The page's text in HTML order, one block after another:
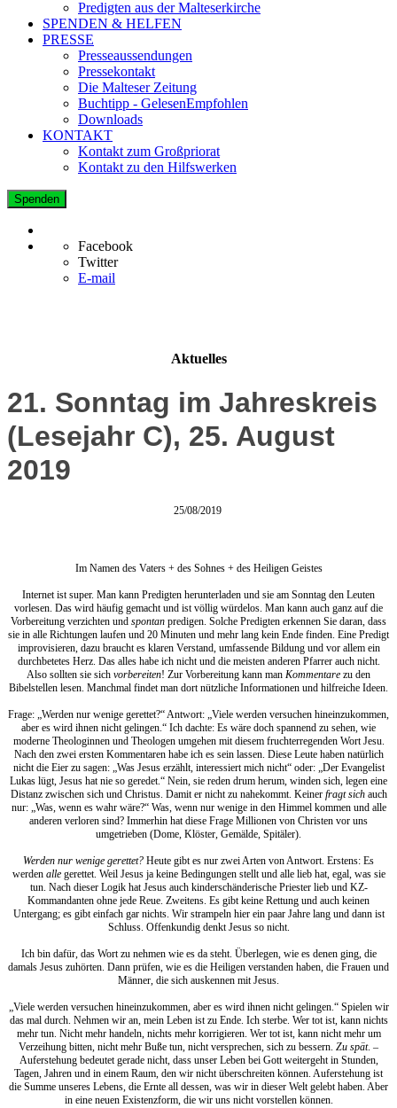
Predigten aus der Malteserkirche
SPENDEN & HELFEN
PRESSE
Presseaussendungen
Pressekontakt
Die Malteser Zeitung
Buchtipp - GelesenEmpfohlen
Downloads
KONTAKT
Kontakt zum Großpriorat
Kontakt zu den Hilfswerken
Spenden
Facebook
Twitter
E-mail
Aktuelles
21. Sonntag im Jahreskreis
(Lesejahr C), 25. August
2019
25/08/2019
Im Namen des Vaters + des Sohnes + des Heiligen Geistes
Internet ist super. Man kann Predigten herunterladen und sie am Sonntag den Leuten
vorlesen. Das wird häufig gemacht und ist völlig würdelos. Man kann auch ganz auf die
Vorbereitung verzichten und spontan predigen. Solche Predigten erkennen Sie daran, dass
sie in alle Richtungen laufen und 20 Minuten und mehr lang kein Ende finden. Eine Predigt
improvisieren, dazu braucht es klaren Verstand, umfassende Bildung und vor allem ein
durchbetetes Herz. Das alles habe ich nicht und die meisten anderen Pfarrer auch nicht.
Also sollten sie sich vorbereiten! Zur Vorbereitung kann man Kommentare zu den
Bibelstellen lesen. Manchmal findet man dort nützliche Informationen und hilfreiche Ideen.
Frage: „Werden nur wenige gerettet?“ Antwort: „Viele werden versuchen hineinzukommen,
aber es wird ihnen nicht gelingen.“ Ich dachte: Es wäre doch spannend zu sehen, wie
moderne Theologinnen und Theologen umgehen mit diesem fruchterregenden Wort Jesu.
Nach den zwei ersten Kommentaren habe ich es sein lassen. Diese Leute haben natürlich
nicht die Eier zu sagen: „Was Jesus erzählt, interessiert mich nicht“ oder: „Der Evangelist
Lukas lügt, Jesus hat nie so geredet.“ Nein, sie reden drum herum, winden sich, legen eine
Distanz zwischen sich und Christus. Damit er nicht zu nahekommt. Keiner fragt sich auch
nur: „Was, wenn es wahr wäre?“ Was, wenn nur wenige in den Himmel kommen und alle
anderen verloren sind? Immerhin hat diese Frage Millionen von Christen vor uns
umgetrieben (Dome, Klöster, Gemälde, Spitäler).
Werden nur wenige gerettet? Heute gibt es nur zwei Arten von Antwort. Erstens: Es
werden allegerettet. Weil Jesus ja keine Bedingungen stellt und alle lieb hat, egal, was sie
tun. Nach dieser Logik hat Jesus auch kinderschänderische Priester lieb und KZ-
Kommandanten ohne jede Reue. Zweitens. Es gibt keine Rettung und auch keinen
Untergang; es gibt einfach gar nichts. Wir strampeln hier ein paar Jahre lang und dann ist
Schluss. Offenkundig denkt Jesus so nicht.
Ich bin dafür, das Wort zu nehmen wie es da steht. Überlegen, wie es denen ging, die
damals Jesus zuhörten. Dann prüfen, wie es die Heiligen verstanden haben, die Frauen und
Männer, die sich auskennen mit Jesus.
„Viele werden versuchen hineinzukommen, aber es wird ihnen nicht gelingen.“ Spielen wir
das mal durch. Nehmen wir an, mein Leben ist zu Ende. Ich sterbe. Wer tot ist, kann nichts
mehr tun. Nicht mehr handeln, nichts mehr korrigieren. Wer tot ist, kann nicht mehr um
Verzeihung bitten, nicht mehr Buße tun, nicht versprechen, sich zu bessern. Zu spät. –
Auferstehung bedeutet gerade nicht, dass unser Leben bei Gott weitergeht in Stunden,
Tagen, Jahren und in einem Raum, den wir nicht überschreiten können. Auferstehung ist
die Summe unseres Lebens, die Ernte all dessen, was wir in dieser Welt gelebt haben. Aber
in eine neuen Existenzform, die wir uns nicht vorstellen können.